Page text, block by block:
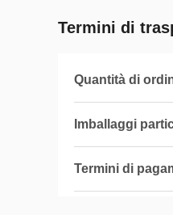
Termini di
Quantità di
Imballaggi
Termini di